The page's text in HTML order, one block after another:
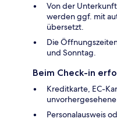
Von der
werden ggf. mit
übersetzt.
Die
und Sonntag.
Beim Check-in
Kreditkarte, EC-
Personalausweis